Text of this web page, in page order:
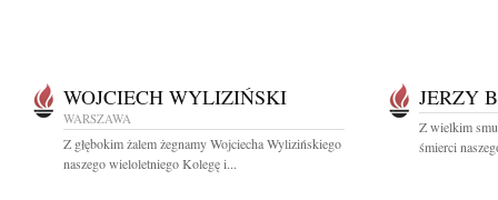
WOJCIECH WYLIZIŃSKI
WARSZAWA
Z głębokim żalem żegnamy Wojciecha Wylizińskiego
naszego wieloletniego Kolegę i...
JERZY
Z wielkim
śmierci